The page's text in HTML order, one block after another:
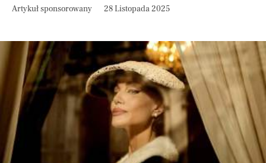
Artykuł sponsorowany 28 Listopada 2025